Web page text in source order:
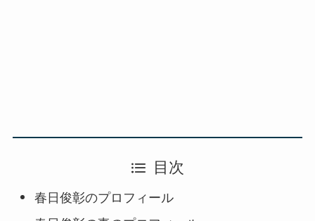
目次
春日俊彰のプロフィール